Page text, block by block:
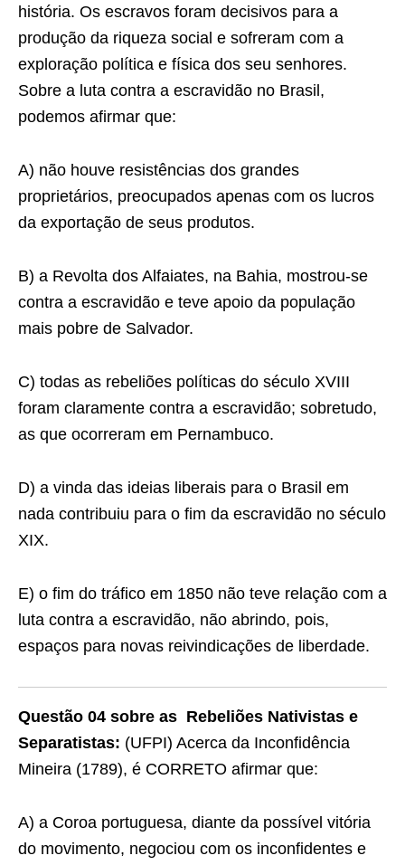
história. Os escravos foram decisivos para a
produção da riqueza social e sofreram com a
exploração política e física dos seu senhores.
Sobre a luta contra a escravidão no Brasil,
podemos afirmar que:
A) não houve resistências dos grandes
proprietários, preocupados apenas com os lucros
da exportação de seus produtos.
B) a Revolta dos Alfaiates, na Bahia, mostrou-se
contra a escravidão e teve apoio da população
mais pobre de Salvador.
C) todas as rebeliões políticas do século XVIII
foram claramente contra a escravidão; sobretudo,
as que ocorreram em Pernambuco.
D) a vinda das ideias liberais para o Brasil em
nada contribuiu para o fim da escravidão no século
XIX.
E) o fim do tráfico em 1850 não teve relação com a
luta contra a escravidão, não abrindo, pois,
espaços para novas reivindicações de liberdade.
Questão 04 sobre as Rebeliões Nativistas e
Separatistas: (UFPI) Acerca da Inconfidência
Mineira (1789), é CORRETO afirmar que:
A) a Coroa portuguesa, diante da possível vitória
do movimento, negociou com os inconfidentes e